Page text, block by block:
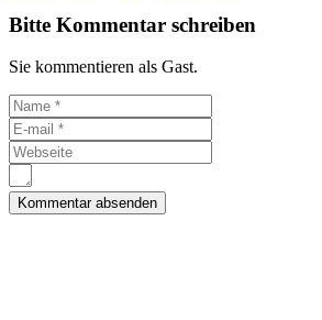
Bitte Kommentar schreiben
Sie kommentieren als Gast.